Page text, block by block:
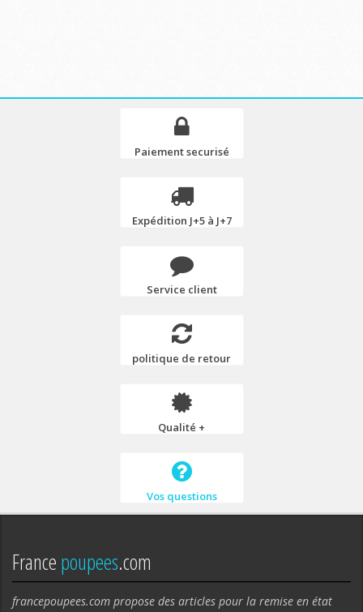
Paiement securisé
Expédition J+5 à J+7
Service client
politique de retour
Qualité +
Vos questions
Francepoupees.com
francepoupees.com propose des articles pour la remise en état